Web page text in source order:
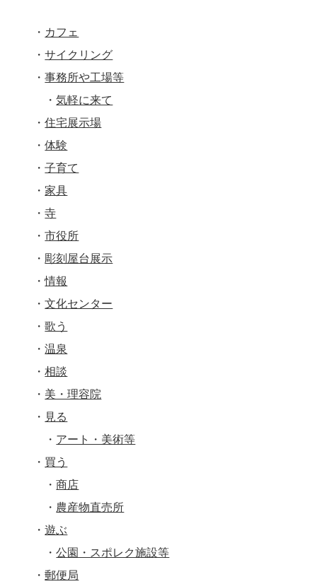
カフェ
サイクリング
事務所や工場等
気軽に来て
住宅展示場
体験
子育て
家具
寺
市役所
彫刻屋台展示
情報
文化センター
歌う
温泉
相談
美・理容院
見る
アート・美術等
買う
商店
農産物直売所
遊ぶ
公園・スポレク施設等
郵便局